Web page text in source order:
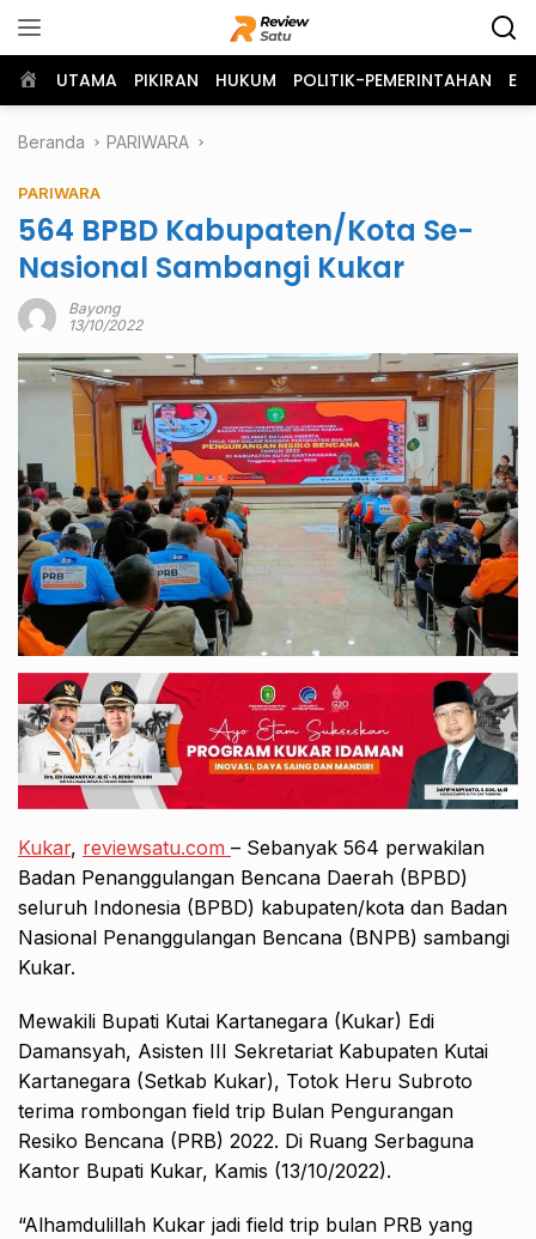
ke
Home
UTAMA PIKIRAN HUKUM POLITIK-PEMERINTAHAN
Beranda PARIWARA
PARIWARA
564 BPBD Kabupaten/Kota Se-
Nasional Sambangi Kukar
Bayong
13/10/2022
Kukar, reviewsatu.com – Sebanyak 564 perwakilan
Badan Penanggulangan Bencana Daerah (BPBD)
seluruh Indonesia (BPBD) kabupaten/kota dan Badan
Nasional Penanggulangan Bencana (BNPB) sambangi
Kukar.
Mewakili Bupati Kutai Kartanegara (Kukar) Edi
Damansyah, Asisten III Sekretariat Kabupaten Kutai
Kartanegara (Setkab Kukar), Totok Heru Subroto
terima rombongan field trip Bulan Pengurangan
Resiko Bencana (PRB) 2022. Di Ruang Serbaguna
Kantor Bupati Kukar, Kamis (13/10/2022).
“Alhamdulillah Kukar jadi field trip bulan PRB yang